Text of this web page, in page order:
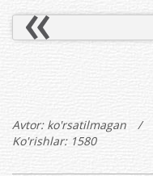
Avtor: ko'rsatilmagan /
Ko'rishlar: 1580